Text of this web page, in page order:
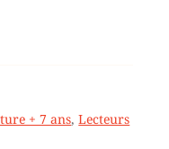
+ 7 ans,Lecteurs